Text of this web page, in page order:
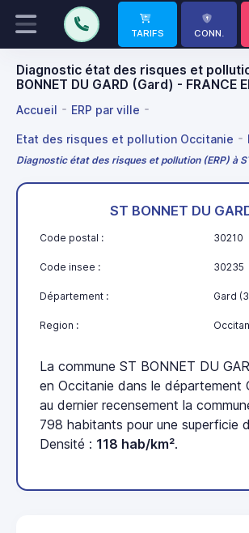
TARIFS CONN.
Diagnostic état des risques et
BONNET DU GARD (Gard) - FRANCE
Accueil ERP par ville
Etat des risques et pollution Occitanie
Diagnostic état des risques et pollution (ERP) à
ST BONNET DU
Code postal : 30210
Code insee : 30235
Département : Gard
Region :
La commune ST BONNET DU
en Occitanie dans le département
au dernier recensement la
798 habitants pour une superficie
Densité : 118 hab/km².